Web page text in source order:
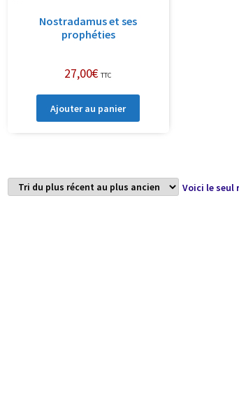
Nostradamus et ses
prophéties
27,00€ TTC
Ajouter au panier
Voici le seul